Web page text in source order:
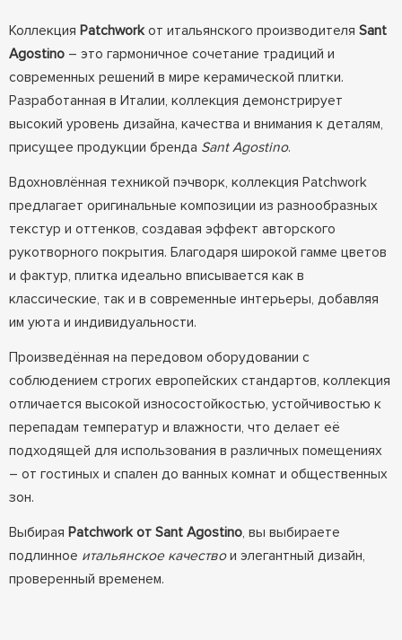
Коллекция Patchworkот итальянского производителя Sant
Agostino– это гармоничное сочетание традиций и
современных решений в мире керамической плитки.
Разработанная в Италии, коллекция демонстрирует
высокий уровень дизайна, качества и внимания к деталям,
присущее продукции бренда Sant Agostino.
Вдохновлённая техникой пэчворк, коллекция Patchwork
предлагает оригинальные композиции из разнообразных
текстур и оттенков, создавая эффект авторского
рукотворного покрытия. Благодаря широкой гамме цветов
и фактур, плитка идеально вписывается как в
классические, так и в современные интерьеры, добавляя
им уюта и индивидуальности.
Произведённая на передовом оборудовании с
соблюдением строгих европейских стандартов, коллекция
отличается высокой износостойкостью, устойчивостью к
перепадам температур и влажности, что делает её
подходящей для использования в различных помещениях
– от гостиных и спален до ванных комнат и общественных
зон.
Выбирая Patchwork от Sant Agostino, вы выбираете
подлинное итальянское качествои элегантный дизайн,
проверенный временем.